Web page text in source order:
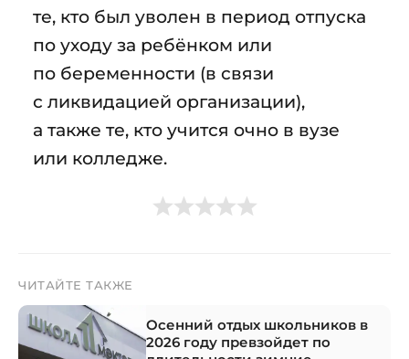
те, кто был уволен в период отпуска
по уходу за ребёнком или
по беременности (в связи
с ликвидацией организации),
а также те, кто учится очно в вузе
или колледже.
ЧИТАЙТЕ ТАКЖЕ
Осенний отдых школьников в
2026 году превзойдет по